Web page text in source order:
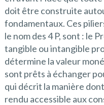
doit être construite
fondamentaux. Ces
le nom des 4 P, sont : le
tangible ou intangible
détermine la valeur
sont prêts à échanger
qui décrit la manière
rendu accessible aux